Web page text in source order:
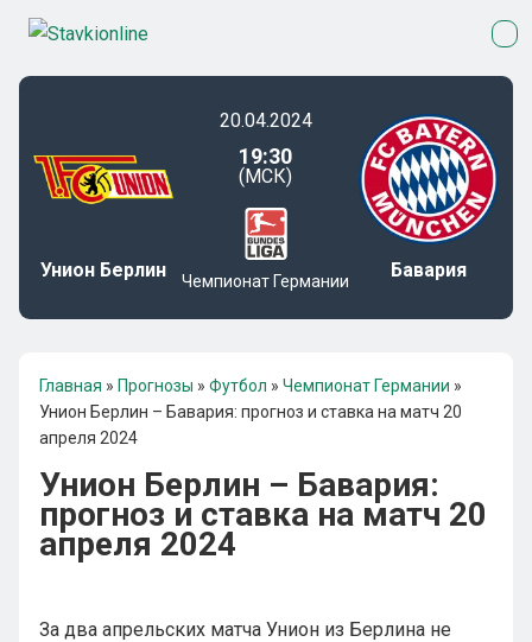
Унион Берлин
20.04.2024
19:30
(МСК)
Чемпионат Германии Бавария
Главная » Прогнозы » Футбол » Чемпионат Германии »
Унион Берлин – Бавария: прогноз и ставка на матч 20
апреля 2024
Унион Берлин – Бавария:
прогноз и ставка на матч 20
апреля 2024
За два апрельских матча Унион из Берлина не